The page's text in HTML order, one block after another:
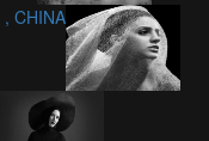
, CHINA